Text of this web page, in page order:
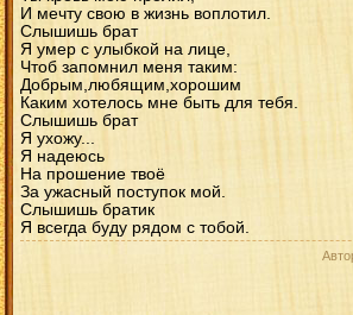
И мечту свою в жизнь воплотил.
Слышишь брат
Я умер с улыбкой на лице,
Чтоб запомнил меня таким:
Добрым,любящим,хорошим
Каким хотелось мне быть для тебя.
Слышишь брат
Я ухожу...
Я надеюсь
На прошение твоё
За ужасный поступок мой.
Слышишь братик
Я всегда буду рядом с тобой.